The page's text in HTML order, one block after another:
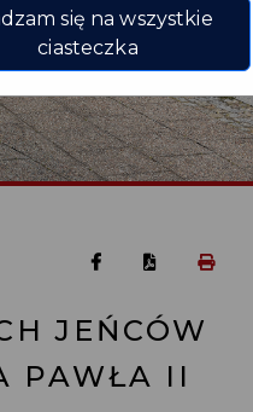
JEŃCÓW
PAWŁA II
się na wszystkie
ciasteczka